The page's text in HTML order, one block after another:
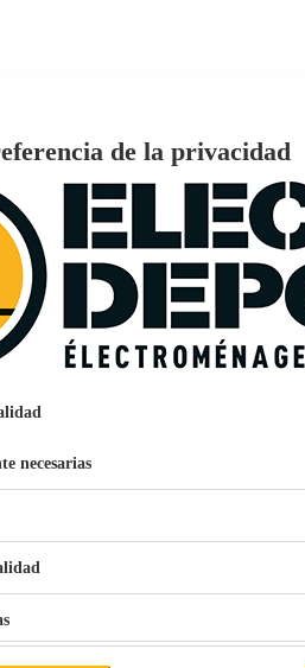
1,1L Limpia Sofás
159€ 96
Pago aplazos
EcoTank EPSON ET-2861
de la privacidad
necesarias